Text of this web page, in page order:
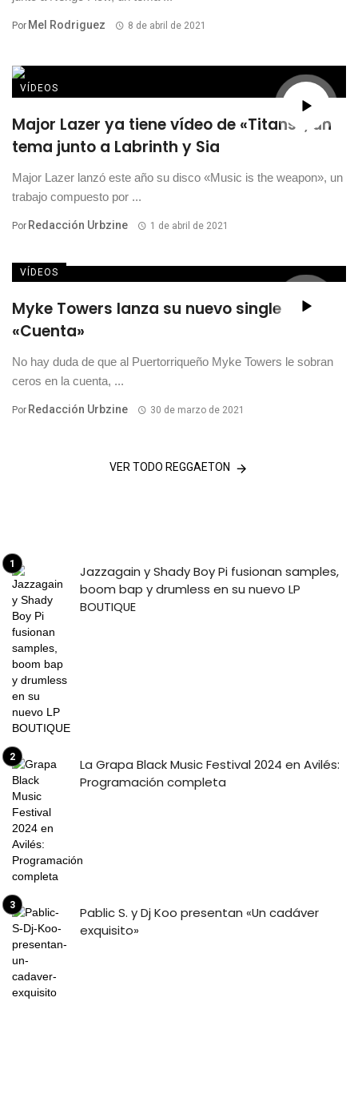
Por Mel Rodriguez 8 de abril de 2021
VÍDEOS
Major Lazer ya tiene vídeo de «Titans», un
tema junto a Labrinth y Sia
Major Lazer lanzó este año su disco «Music is the weapon», un
trabajo compuesto por ...
Por Redacción Urbzine 1 de abril de 2021
VÍDEOS
Myke Towers lanza su nuevo single
«Cuenta»
No hay duda de que al Puertorriqueño Myke Towers le sobran
ceros en la cuenta, ...
Por Redacción Urbzine 30 de marzo de 2021
VER TODO REGGAETON
Jazzagain y Shady Boy Pi fusionan samples,
boom bap y drumless en su nuevo LP
BOUTIQUE
La Grapa Black Music Festival 2024 en Avilés:
Programación completa
Pablic S. y Dj Koo presentan «Un cadáver
exquisito»